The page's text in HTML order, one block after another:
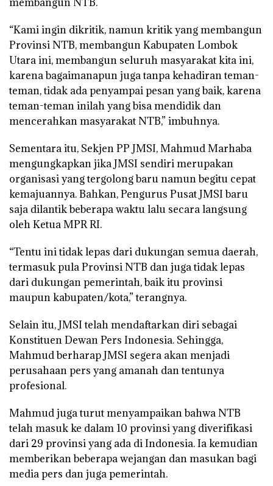
“Kami ingin dikritik, namun kritik yang membangun
Provinsi NTB, membangun Kabupaten Lombok
Utara ini, membangun seluruh masyarakat kita ini,
karena bagaimanapun juga tanpa kehadiran teman-
teman, tidak ada penyampai pesan yang baik, karena
teman-teman inilah yang bisa mendidik dan
mencerahkan masyarakat NTB,” imbuhnya.
Sementara itu, Sekjen PP JMSI, Mahmud Marhaba
mengungkapkan jika JMSI sendiri merupakan
organisasi yang tergolong baru namun begitu cepat
kemajuannya. Bahkan, Pengurus Pusat JMSI baru
saja dilantik beberapa waktu lalu secara langsung
oleh Ketua MPR RI.
“Tentu ini tidak lepas dari dukungan semua daerah,
termasuk pula Provinsi NTB dan juga tidak lepas
dari dukungan pemerintah, baik itu provinsi
maupun kabupaten/kota,” terangnya.
Selain itu, JMSI telah mendaftarkan diri sebagai
Konstituen Dewan Pers Indonesia. Sehingga,
Mahmud berharap JMSI segera akan menjadi
perusahaan pers yang amanah dan tentunya
profesional.
Mahmud juga turut menyampaikan bahwa NTB
telah masuk ke dalam 10 provinsi yang diverifikasi
dari 29 provinsi yang ada di Indonesia. Ia kemudian
memberikan beberapa wejangan dan masukan bagi
media pers dan juga pemerintah.